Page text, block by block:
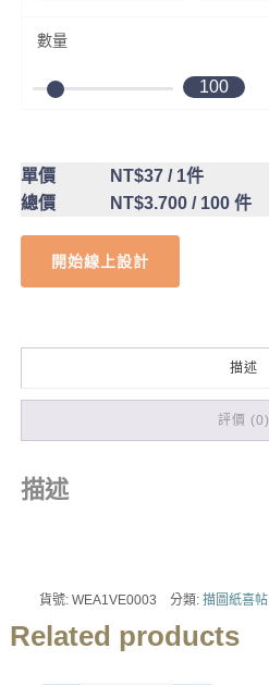
數量
100
單價 NT$37/ 1件
總價
NT$3.700/ 100 件
開始線上設計
描述
評價 (0)
描述
貨號:WEA1VE0003 分類:描圖紙喜帖
Related products